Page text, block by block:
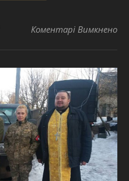
Коментарі Вимкненодо